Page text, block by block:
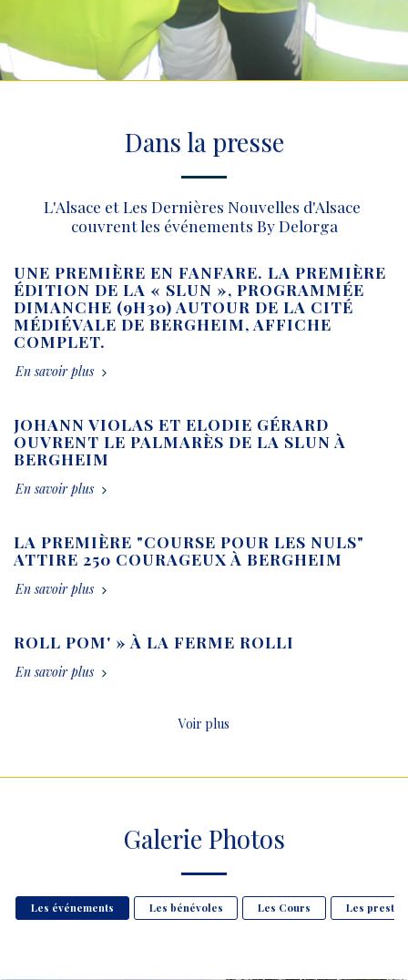
Dans la presse
L'Alsace et Les Dernières Nouvelles d'Alsace
couvrent les événements By Delorga
UNE PREMIÈRE EN FANFARE. LA PREMIÈRE
ÉDITION DE LA « SLUN », PROGRAMMÉE
DIMANCHE (9H30) AUTOUR DE LA CITÉ
MÉDIÉVALE DE BERGHEIM, AFFICHE
COMPLET.
En savoir plus
JOHANN VIOLAS ET ELODIE GÉRARD
OUVRENT LE PALMARÈS DE LA SLUN À
BERGHEIM
En savoir plus
LA PREMIÈRE "COURSE POUR LES NULS"
ATTIRE 250 COURAGEUX À BERGHEIM
En savoir plus
ROLL POM' » À LA FERME ROLLI
En savoir plus
Voir plus
Galerie Photos
Les événements Les bénévoles Les Cours Les